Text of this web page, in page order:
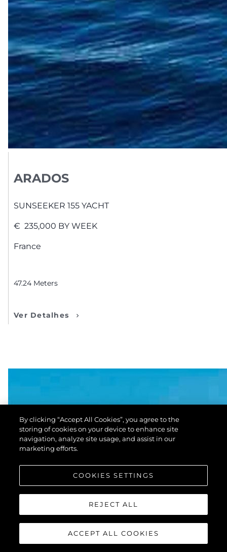
ARADOS
SUNSEEKER 155 YACHT
€ 235,000 BY WEEK
France
47.24 Meters
Ver Detalhes
By clicking “Accept All Cookies”, you agree to the
storing of cookies on your device to enhance site
navigation, analyze site usage, and assist in our
marketing efforts.
COOKIES SETTINGS
REJECT ALL
ACCEPT ALL COOKIES